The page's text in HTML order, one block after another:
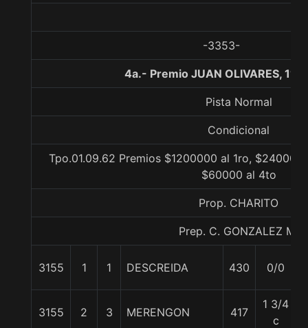
-3353-
4a.- Premio JUAN OLIVARES,
Pista Normal
Condicional
Tpo.01.09.62 Premios $1200000 al 1ro,
$60000 al 4to
Prop. CHARITO
Prep. C. GONZALEZ M.
3155 1 1 DESCREIDA 430 0/0
3155 2 3 MERENGON 417
1 3/4
c